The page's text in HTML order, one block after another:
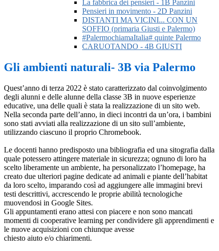
La fabbrica dei pensieri - 1B Panzini
Pensieri in movimento - 2D Panzini
DISTANTI MA VICINI... CON UN
SOFFIO (primaria Giusti e Palermo)
#PalermochiamaItalia# quinte Palermo
CARUOTANDO - 4B GIUSTI
Gli ambienti naturali- 3B via Palermo
Quest’anno di terza 2022 è stato caratterizzato dal coinvolgimento
degli alunni e delle alunne della classe 3B in nuove esperienze
educative, una delle quali è stata la realizzazione di un sito web.
Nella seconda parte dell’anno, in dieci incontri da un’ora, i bambini
sono stati avviati alla realizzazione di un sito sull’ambiente,
utilizzando ciascuno il proprio Chromebook.
Le docenti hanno predisposto una bibliografia ed una sitografia dalla
quale potessero attingere materiale in sicurezza; ognuno di loro ha
scelto liberamente un ambiente, ha personalizzato l’homepage, ha
creato due ulteriori pagine dedicate ad animali e piante dell’habitat
da loro scelto, imparando così ad aggiungere alle immagini brevi
testi descrittivi, accrescendo le proprie abilità tecnologiche
muovendosi in Google Sites.
Gli appuntamenti erano attesi con piacere e non sono mancati
momenti di cooperative learning per condividere gli apprendimenti e
le nuove acquisizioni con chiunque avesse
chiesto aiuto e/o chiarimenti.